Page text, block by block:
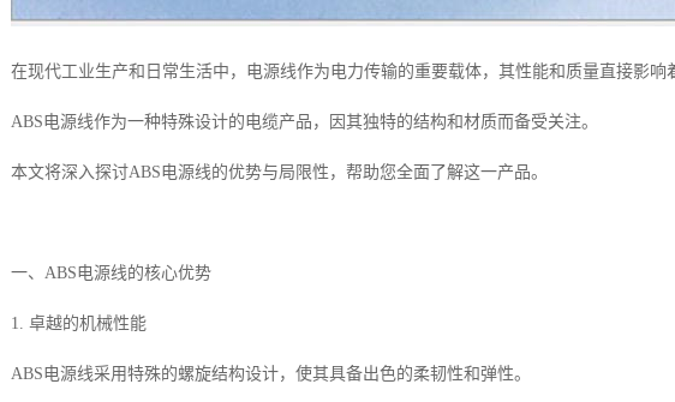
在现代工业生产和日常生活中，电源线作为电力传输的重要载体，其性能和质量直接影响
ABS电源线作为一种特殊设计的电缆产品，因其独特的结构和材质而备受关注。
本文将深入探讨ABS电源线的优势与局限性，帮助您全面了解这一产品。
一、ABS电源线的核心优势
1. 卓越的机械性能
ABS电源线采用特殊的螺旋结构设计，使其具备出色的柔韧性和弹性。